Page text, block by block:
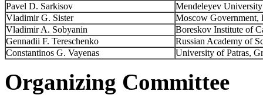
Pavel D. Sarkisov
Mendeleyev
Vladimir G. Sister
Moscow Government,
Vladimir A. Sobyanin
Boreskov Institute of
Gennadii F. Tereschenko
Russian Academy of
Constantinos G. Vayenas
University of Patras,
Organizing Committee